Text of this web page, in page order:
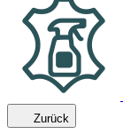
Zurück